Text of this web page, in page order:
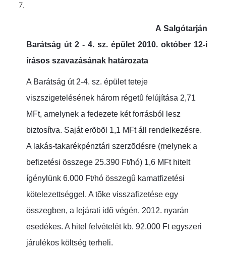
A Salgótarján
Barátság út 2 - 4. sz. épület 2010. október 12-i
írásos szavazásának határozata
A Barátság út 2-4. sz. épület teteje
viszszigetelésének három régetû felújítása 2,71
MFt, amelynek a fedezete két forrásból lesz
biztosítva. Saját erõbõl 1,1 MFt áll rendelkezésre.
A lakás-takarékpénztári szerzõdésre (melynek a
befizetési összege 25.390 Ft/hó) 1,6 MFt hitelt
ígénylünk 6.000 Ft/hó összegû kamatfizetési
kötelezettséggel. A tõke visszafizetése egy
összegben, a lejárati idõ végén, 2012. nyarán
esedékes. A hitel felvételét kb. 92.000 Ft egyszeri
járulékos költség terheli.